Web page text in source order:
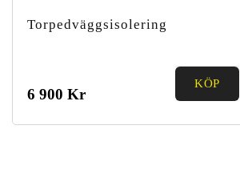
Torpedväggsisolering
0.00
5
6 900 Kr
KÖP